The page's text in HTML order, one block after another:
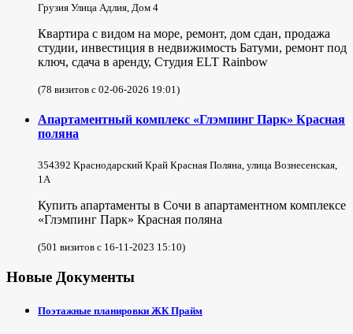
Грузия Улица Адлия, Дом 4
Квартира с видом на море, ремонт, дом сдан, продажа
студии, инвестиция в недвижимость Батуми, ремонт под
ключ, сдача в аренду, Студия ELT Rainbow
(78 визитов с 02-06-2026 19:01)
Апартаментный комплекс «Глэмпинг Парк» Красная
поляна
354392 Краснодарский Край Красная Поляна, улица Вознесенская,
1А
Купить апартаменты в Сочи в апартаментном комплексе
«Глэмпинг Парк» Красная поляна
(501 визитов с 16-11-2023 15:10)
Новые Документы
Поэтажные планировки ЖК Прайм